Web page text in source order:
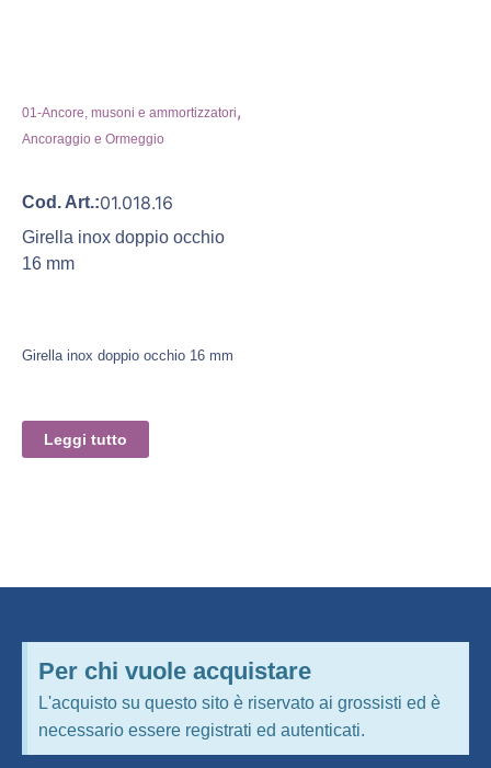
01-Ancore, musoni e ammortizzatori,
Ancoraggio e Ormeggio
Cod. Art.:01.018.16
Girella inox doppio occhio
16 mm
Girella inox doppio occhio 16 mm
Leggi tutto
Per chi vuole acquistare
L'acquisto su questo sito è riservato ai grossisti ed è
necessario essere registrati ed autenticati.